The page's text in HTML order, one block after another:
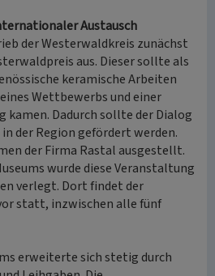
Austausch
der Westerwaldkreis zunächst
aus. Dieser sollte als
keramische Arbeiten
Wettbewerbs und einer
kamen. Dadurch sollte der Dialog
der Region gefördert werden.
der Firma Rastal ausgestellt.
wurde diese Veranstaltung
verlegt. Dort findet der
statt, inzwischen alle fünf
erweiterte sich stetig durch